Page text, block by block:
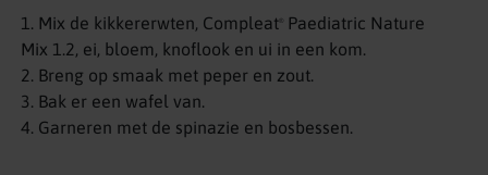
1. Mix de kikkererwten, Compleat Paediatric Nature
Mix 1.2, ei, bloem, knoflook en ui in een kom.
2. Breng op smaak met peper en zout.
3. Bak er een wafel van.
4. Garneren met de spinazie en bosbessen.